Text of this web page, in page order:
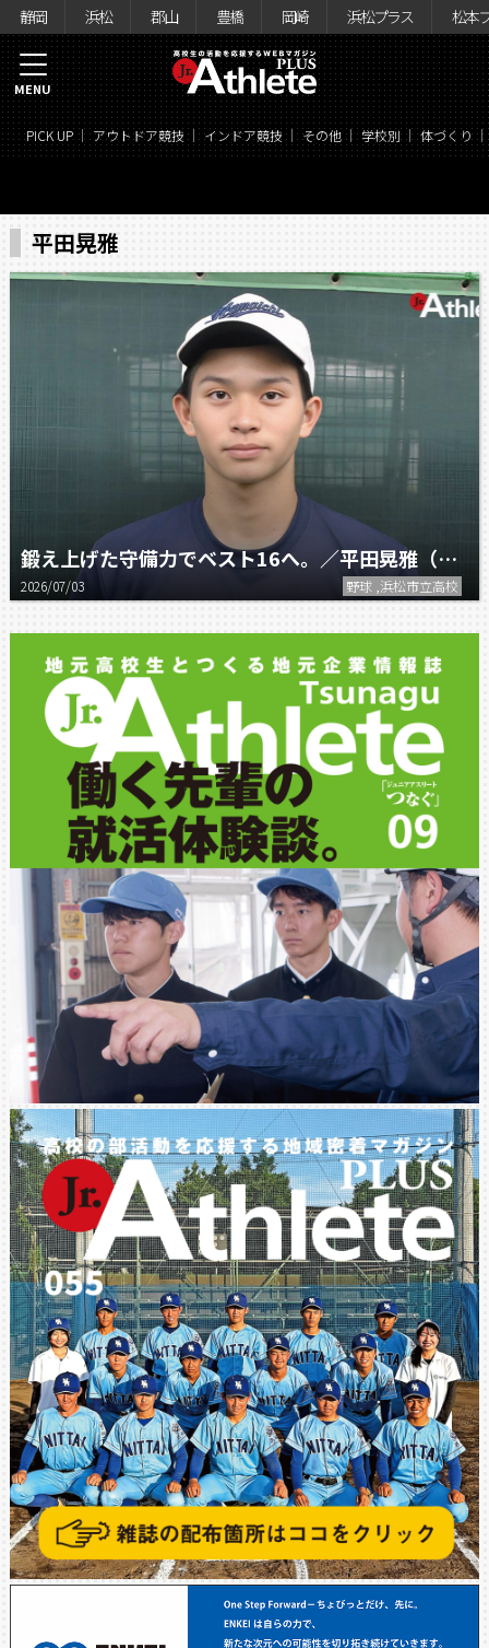
静岡 浜松 郡山 豊橋 岡崎 浜松プラス 松本
PICK UP アウトドア競技 インドア競技 その他 学校別 体づくり
MENU
平田晃雅
鍛え上げた守備力でベスト16へ。／平田晃雅（浜松市立高校野球部）
2026/07/03 野球 ,浜松市立高校